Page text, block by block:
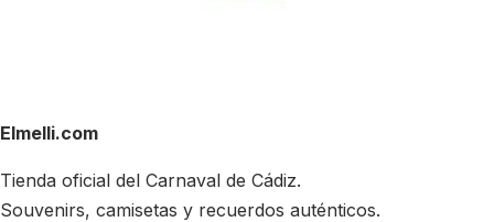
Elmelli.com
Tienda oficial del Carnaval de Cádiz.
Souvenirs, camisetas y recuerdos auténticos.